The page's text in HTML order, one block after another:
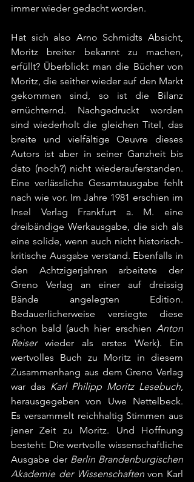
immer wieder gedacht worden.
Hat sich also Arno Schmidts Absicht,
Moritz breiter bekannt zu machen,
erfüllt? Überblickt man die Bücher von
Moritz, die seither wieder auf den Markt
gekommen sind, so ist die Bilanz
ernüchternd. Nachgedruckt worden
sind wiederholt die gleichen Titel, das
breite und vielfältige Oeuvre dieses
Autors ist aber in seiner Ganzheit bis
dato (noch?) nicht wiederauferstanden.
Eine verlässliche Gesamtausgabe fehlt
nach wie vor. Im Jahre 1981 erschien im
Insel Verlag Frankfurt a. M. eine
dreibändige Werkausgabe, die sich als
eine solide, wenn auch nicht historisch-
kritische Ausgabe verstand. Ebenfalls in
den Achtzigerjahren arbeitete der
Greno Verlag an einer auf dreissig
Bände angelegten Edition.
Bedauerlicherweise versiegte diese
schon bald (auch hier erschien Anton
Reiser wieder als erstes Werk). Ein
wertvolles Buch zu Moritz in diesem
Zusammenhang aus dem Greno Verlag
war das Karl Philipp Moritz Lesebuch,
herausgegeben von Uwe Nettelbeck.
Es versammelt reichhaltig Stimmen aus
jener Zeit zu Moritz. Und Hoffnung
besteht: Die wertvolle wissenschaftliche
Ausgabe der Berlin Brandenburgischen
Akademie der Wissenschaften von Karl